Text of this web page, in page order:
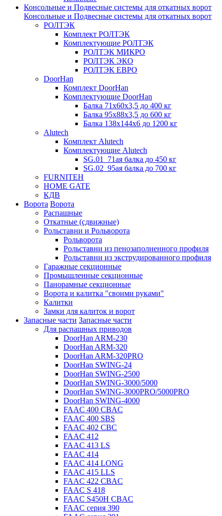
Консольные и Подвесные системы для откатных ворот
Консольные и Подвесные системы для откатных ворот
РОЛТЭК
Комплект РОЛТЭК
Комплектующие РОЛТЭК
РОЛТЭК МИКРО
РОЛТЭК ЭКО
РОЛТЭК ЕВРО
DoorHan
Комплект DoorHan
Комплектующие DoorHan
Балка 71х60х3,5 до 400 кг
Балка 95х88х3,5 до 600 кг
Балка 138х144х6 до 1200 кг
Alutech
Комплект Alutech
Комплектующие Alutech
SG.01_71ая балка до 450 кг
SG.02_95ая балка до 700 кг
FURNITEH
HOME GATE
КДВ
Ворота Ворота
Распашные
Откатные (сдвижные)
Рольставни и Рольворота
Рольворота
Рольставни из пенозаполненного профиля
Рольставни из экструдированного профиля
Гаражные секционные
Промышленные секционные
Панорамные секционные
Ворота и калитка "своими руками"
Калитки
Замки для калиток и ворот
Запасные части Запасные части
Для распашных приводов
DoorHan ARM-230
DoorHan ARM-320
DoorHan ARM-320PRO
DoorHan SWING-24
DoorHan SWING-2500
DoorHan SWING-3000/5000
DoorHan SWING-3000PRO/5000PRO
DoorHan SWING-4000
FAAC 400 CBAC
FAAC 400 SBS
FAAC 402 CBC
FAAC 412
FAAC 413 LS
FAAC 414
FAAC 414 LONG
FAAC 415 LLS
FAAC 422 CBAC
FAAC S 418
FAAC S450H CBAC
FAAC серия 390